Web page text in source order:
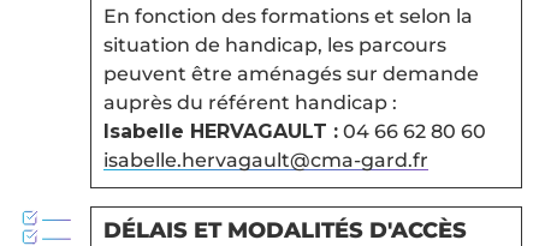
En fonction des formations et selon la
situation de handicap, les parcours
peuvent être aménagés sur demande
auprès du référent handicap :
Isabelle HERVAGAULT :04 66 62 80 60
isabelle.hervagault@cma-gard.fr
DÉLAIS ET MODALITÉS D'ACCÈS